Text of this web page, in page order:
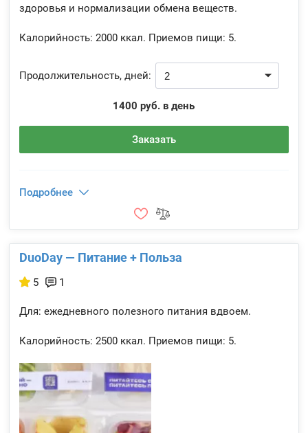
здоровья и нормализации обмена веществ.
Калорийность: 2000 ккал. Приемов пищи: 5.
Продолжительность, дней:
1400 руб. в день
Заказать
Подробнее
DuoDay — Питание + Польза
5 1
Для: ежедневного полезного питания вдвоем.
Калорийность: 2500 ккал. Приемов пищи: 5.